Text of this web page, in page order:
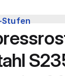
Stufen